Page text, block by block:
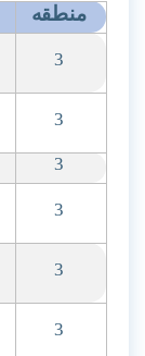
منطقه
3
3
3
3
3
3